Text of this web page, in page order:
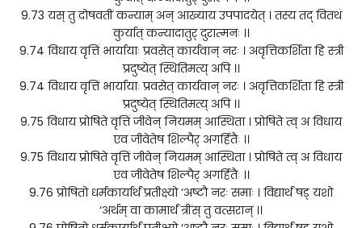
9.73 यस् तु दोषवतीं कन्याम् अन् आख्याय उपपादयेत् । तस्य तद् वितथं
कुर्यात् कन्यादातुर् दुरात्मनः ।।
9.74 विधाय वृत्तिं भार्यायाः प्रवसेत् कार्यवान् नरः । अवृत्तिकर्शिता हि स्त्री
प्रदुष्येत् स्थितिमत्य् अपि ।।
9.74 विधाय वृत्तिं भार्यायाः प्रवसेत् कार्यवान् नरः । अवृत्तिकर्शिता हि स्त्री
प्रदुष्येत् स्थितिमत्य् अपि ।।
9.75 विधाय प्रोषिते वृत्तिं जीवेन् नियमम् आस्थिता । प्रोषिते त्व् अ विधाय
एव जीवेतेष शिल्पैर् अगर्हितैः ।।
9.75 विधाय प्रोषिते वृत्तिं जीवेन् नियमम् आस्थिता । प्रोषिते त्व् अ विधाय
एव जीवेतेष शिल्पैर् अगर्हितैः ।।
9.76 प्रोषितो धर्मकार्यार्थं प्रतीक्ष्यो ‘अष्टौ नरः समाः । विद्यार्थं षड् यशो
‘अर्थम् वा कामार्थं त्रींस् तु वत्सरान् ।।